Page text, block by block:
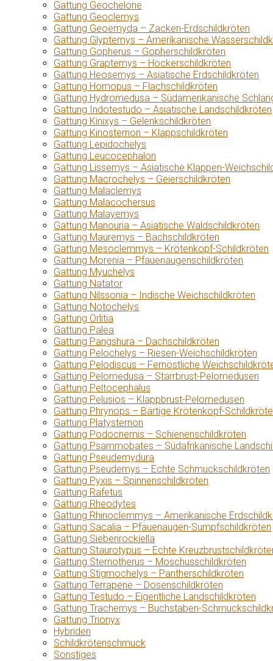
Gattung Geochelone
Gattung Geoclemys
Gattung Geoemyda – Zacken-Erdschildkröten
Gattung Glyptemys – Amerikanische
Gattung Gopherus – Gopherschildkröten
Gattung Graptemys – Höckerschildkröten
Gattung Heosemys – Asiatische Erdschildkröten
Gattung Homopus – Flachschildkröten
Gattung Hydromedusa – Südamerikanische
Gattung Indotestudo – Asiatische Landschildkröten
Gattung Kinixys – Gelenkschildkröten
Gattung Kinosternon – Klappschildkröten
Gattung Lepidochelys
Gattung Leucocephalon
Gattung Lissemys – Asiatische Klappen-
Gattung Macrochelys – Geierschildkröten
Gattung Malaclemys
Gattung Malacochersus
Gattung Malayemys
Gattung Manouria – Asiatische Waldschildkröten
Gattung Mauremys – Bachschildkröten
Gattung Mesoclemmys – Krötenkopf-Schildkröten
Gattung Morenia – Pfauenaugenschildkröten
Gattung Myuchelys
Gattung Natator
Gattung Nilssonia – Indische Weichschildkröten
Gattung Notochelys
Gattung Orlitia
Gattung Palea
Gattung Pangshura – Dachschildkröten
Gattung Pelochelys – Riesen-Weichschildkröten
Gattung Pelodiscus – Fernöstliche
Gattung Pelomedusa – Starrbrust-Pelomedusen
Gattung Peltocephalus
Gattung Pelusios – Klappbrust-Pelomedusen
Gattung Phrynops – Bärtige Krötenkopf-
Gattung Platysternon
Gattung Podocnemis – Schienenschildkröten
Gattung Psammobates – Südafrikanische
Gattung Pseudemydura
Gattung Pseudemys – Echte Schmuckschildkröten
Gattung Pyxis – Spinnenschildkröten
Gattung Rafetus
Gattung Rheodytes
Gattung Rhinoclemmys – Amerikanische
Gattung Sacalia – Pfauenaugen-Sumpfschildkröten
Gattung Siebenrockiella
Gattung Staurotypus – Echte
Gattung Sternotherus – Moschusschildkröten
Gattung Stigmochelys – Pantherschildkröten
Gattung Terrapene – Dosenschildkröten
Gattung Testudo – Eigentliche Landschildkröten
Gattung Trachemys – Buchstaben-
Gattung Trionyx
Hybriden
Schildkrötenschmuck
Sonstiges